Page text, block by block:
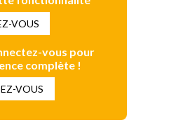
VOUS
vous pour
complète !
VOUS